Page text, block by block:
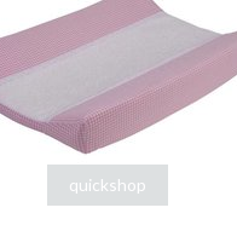
quickshop